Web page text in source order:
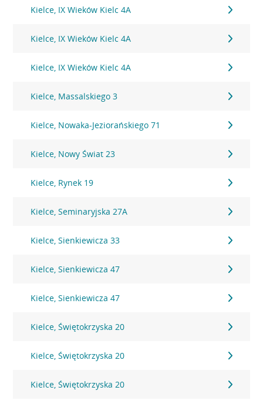
Kielce, IX Wieków Kielc 4A
Kielce, IX Wieków Kielc 4A
Kielce, IX Wieków Kielc 4A
Kielce, Massalskiego 3
Kielce, Nowaka-Jeziorańskiego 71
Kielce, Nowy Świat 23
Kielce, Rynek 19
Kielce, Seminaryjska 27A
Kielce, Sienkiewicza 33
Kielce, Sienkiewicza 47
Kielce, Sienkiewicza 47
Kielce, Świętokrzyska 20
Kielce, Świętokrzyska 20
Kielce, Świętokrzyska 20